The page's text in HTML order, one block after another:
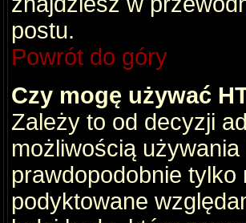
postu.
Powrót do góry
Czy mogę używać
Zależy to od decyzji
możliwością
prawdopodobnie tylko
podyktowane